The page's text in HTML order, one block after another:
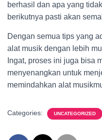
berhasil dan apa yang
berikutnya pasti akan
Dengan semua tips yang
alat musik dengan lebih
Ingat, proses ini juga bisa
menyenangkan untuk
memindahkan alat
Categories: UNCATEGORIZED